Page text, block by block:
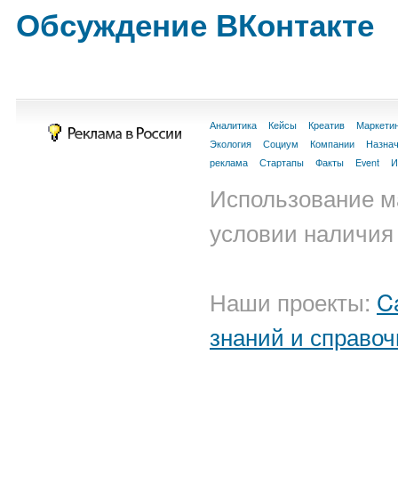
Обсуждение ВКонтакте
Аналитика Кейсы Креатив
Экология
Социум Компании
реклама
Стартапы Факты Event
Использование
условии
Наши проекты:
знаний и